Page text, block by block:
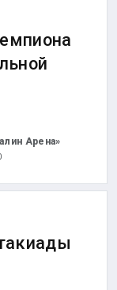
Арена»